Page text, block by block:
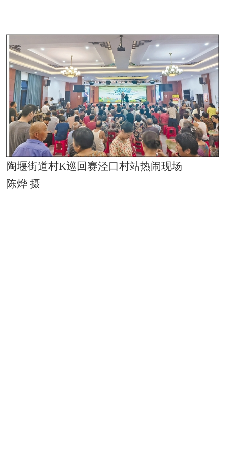
陶堰街道村K巡回赛泾口村站热闹现场
陈烨 摄